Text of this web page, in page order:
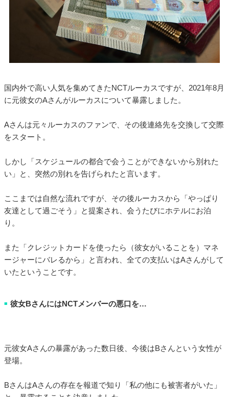
国内外で高い人気を集めてきたNCTルーカスですが、2021年8月
に元彼女のAさんがルーカスについて暴露しました。
Aさんは元々ルーカスのファンで、その後連絡先を交換して交際
をスタート。
しかし「スケジュールの都合で会うことができないから別れた
い」と、突然の別れを告げられたと言います。
ここまでは自然な流れですが、その後ルーカスから「やっぱり
友達として過ごそう」と提案され、会うたびにホテルにお泊
り。
また「クレジットカードを使ったら（彼女がいることを）マネ
ージャーにバレるから」と言われ、全ての支払いはAさんがして
いたということです。
■ 彼女BさんにはNCTメンバーの悪口を…
元彼女Aさんの暴露があった数日後、今後はBさんという女性が
登場。
BさんはAさんの存在を報道で知り「私の他にも被害者がいた」